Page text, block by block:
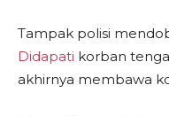
Tampak polisi
Didapati korban
akhirnya membawa